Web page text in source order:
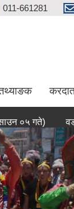
011-661281
गते) वडा
बनेपा नगरपालिकाको वेबसाईटमा